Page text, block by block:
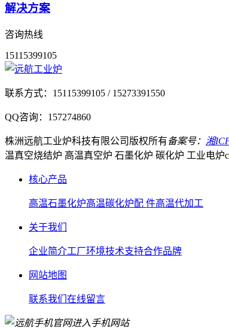
解决方案
咨询热线
15115399105
联系方式： 15115399105 / 15273391550
QQ咨询： 157274860
株洲远航工业炉科技有限公司 版权所有备案号： 湘
温真空烧结炉 高温真空炉 石墨化炉 碳化炉 工业电炉
核心产品
高温石墨化炉高温碳化炉配 件高温代加工
关于我们
企业简介工厂环境技术支持合作品牌
网站地图
联系我们 在线留言
进入手机网站